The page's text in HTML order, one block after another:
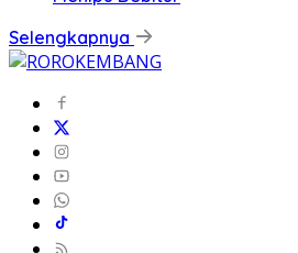
Selengkapnya